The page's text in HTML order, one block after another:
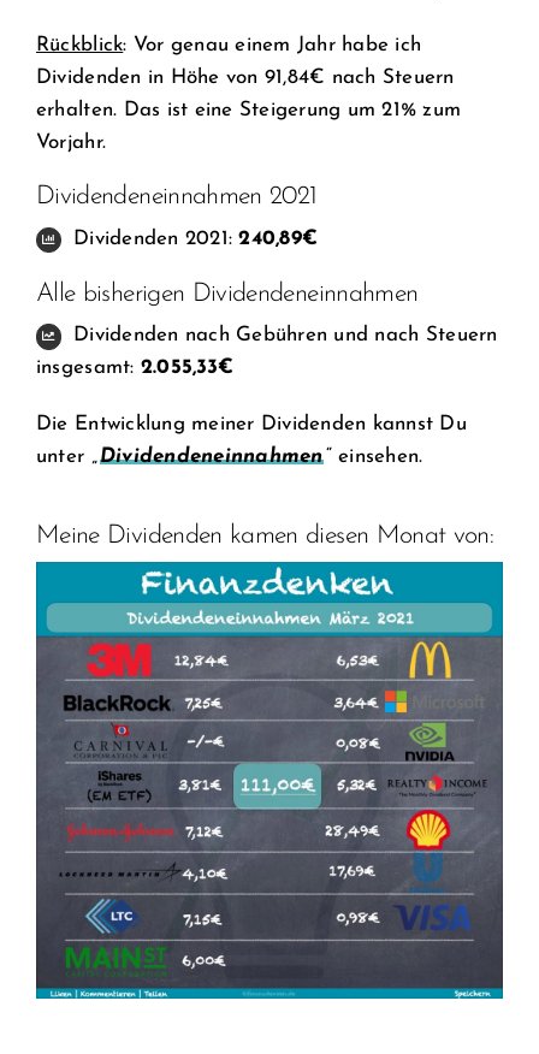
Rückblick: Vor genau einem Jahr habe ich
Dividenden in Höhe von 91,84€ nach Steuern
erhalten. Das ist eine Steigerung um 21% zum
Vorjahr.
Dividendeneinnahmen 2021
Dividenden 2021:240,89€
Alle bisherigen Dividendeneinnahmen
Dividenden nach Gebühren und nach Steuern
insgesamt: 2.055,33€
Die Entwicklung meiner Dividenden kannst Du
unter „Dividendeneinnahmen“ einsehen.
Meine Dividenden kamen diesen Monat von: